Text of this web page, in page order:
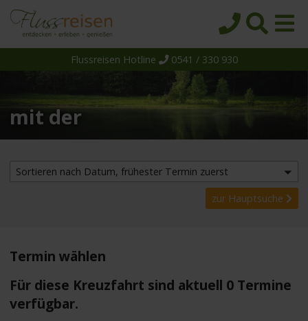
Reiseziele
Themen
Flussreisen Hotline 0541 / 330 930
mit der
Sortieren nach Datum, frühester Termin zuerst
zur Hauptsuche
Termin wählen
Für diese Kreuzfahrt sind aktuell 0 Termine
verfügbar.